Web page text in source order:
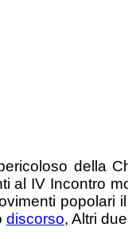
della
al IV Incontro
popolari
discorso, Altri